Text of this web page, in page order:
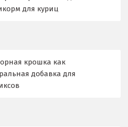
для куриц
крошка как
добавка для